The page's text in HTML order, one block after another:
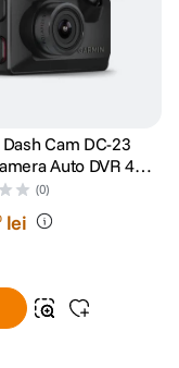
Cam DC-23
Auto DVR 4K
Clarity
(0)
lei